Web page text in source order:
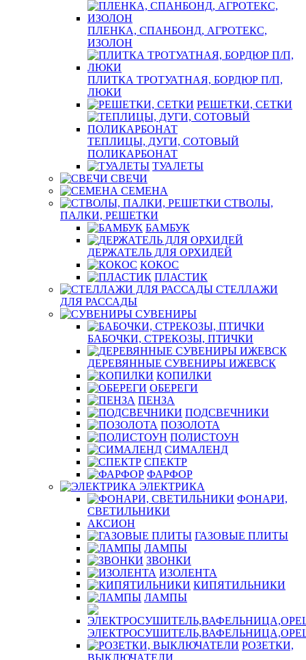
ПЛЕНКА, СПАНБОНД, АГРОТЕКС,
ИЗОЛОН
ПЛИТКА ТРОТУАТНАЯ, БОРДЮР П/П,
ЛЮКИ
РЕШЕТКИ, СЕТКИ
ТЕПЛИЦЫ, ДУГИ, СОТОВЫЙ
ПОЛИКАРБОНАТ
ТУАЛЕТЫ
СВЕЧИ
СЕМЕНА
СТВОЛЫ,
ПАЛКИ, РЕШЕТКИ
БАМБУК
ДЕРЖАТЕЛЬ ДЛЯ ОРХИДЕЙ
КОКОС
ПЛАСТИК
СТЕЛЛАЖИ
ДЛЯ РАССАДЫ
СУВЕНИРЫ
БАБОЧКИ, СТРЕКОЗЫ, ПТИЧКИ
ДЕРЕВЯННЫЕ СУВЕНИРЫ ИЖЕВСК
КОПИЛКИ
ОБЕРЕГИ
ПЕНЗА
ПОДСВЕЧНИКИ
ПОЗОЛОТА
ПОЛИСТОУН
СИМАЛЕНД
СПЕКТР
ФАРФОР
ЭЛЕКТРИКА
ФОНАРИ,
СВЕТИЛЬНИКИ
АКСИОН
ГАЗОВЫЕ ПЛИТЫ
ЛАМПЫ
ЗВОНКИ
ИЗОЛЕНТА
КИПЯТИЛЬНИКИ
ЛАМПЫ
РОЗЕТКИ,
ВЫКЛЮЧАТЕЛИ